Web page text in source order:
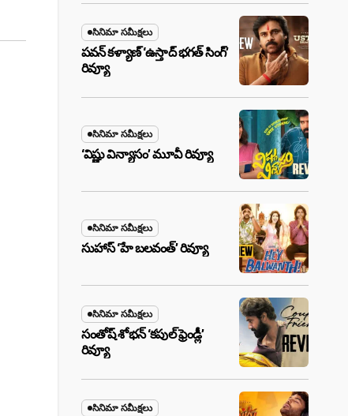
సినిమా సమీక్షలు
పవన్ కళ్యాణ్ ‘ఉస్తాద్ భ‌గ‌త్ సింగ్’
రివ్యూ
సినిమా సమీక్షలు
‘విష్ణు విన్యాసం’ మూవీ రివ్యూ
సినిమా సమీక్షలు
సుహాస్ ‘హే బలవంత్’ రివ్యూ
సినిమా సమీక్షలు
సంతోష్ శోభన్ ‘కపుల్ ఫ్రెండ్లీ’
రివ్యూ
సినిమా సమీక్షలు